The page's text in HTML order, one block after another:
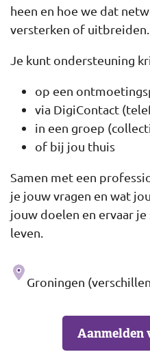
heen en hoe we dat
versterken of uitbreiden.
Je kunt ondersteuning
op een
via DigiContact
in een groep
of bij jou thuis
Samen met een
je jouw vragen en wat
jouw doelen en ervaar
leven.
AdresGroningen
Aanmelden